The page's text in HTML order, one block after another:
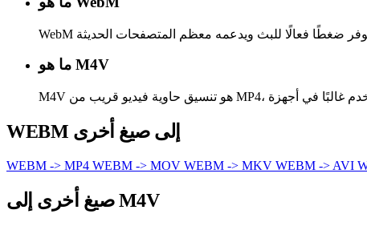
ما هو M4V
WEBM إلى صيغ أخرى
WEBM -> MP4 WEBM -> MOV WEBM -> MKV WEBM -> AVI
صيغ أخرى إلى M4V